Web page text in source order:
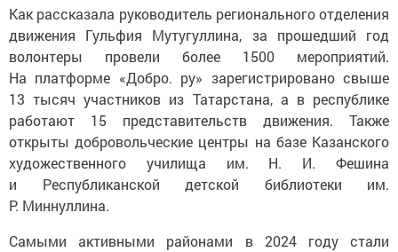
Как рассказала руководитель регионального отделения
движения Гульфия Мутугуллина, за прошедший год
волонтеры провели более 1500 мероприятий.
На платформе «Добро. ру» зарегистрировано свыше
13 тысяч участников из Татарстана, а в республике
работают 15 представительств движения. Также
открыты добровольческие центры на базе Казанского
художественного училища им. Н. И. Фешина
и Республиканской детской библиотеки им.
Р. Миннуллина.
Самыми активными районами в 2024 году стали